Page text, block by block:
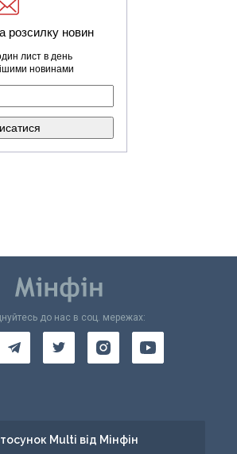
розсилку новин
лист в день
новинами
до нас в соц. мережах:
Multi від Мінфін